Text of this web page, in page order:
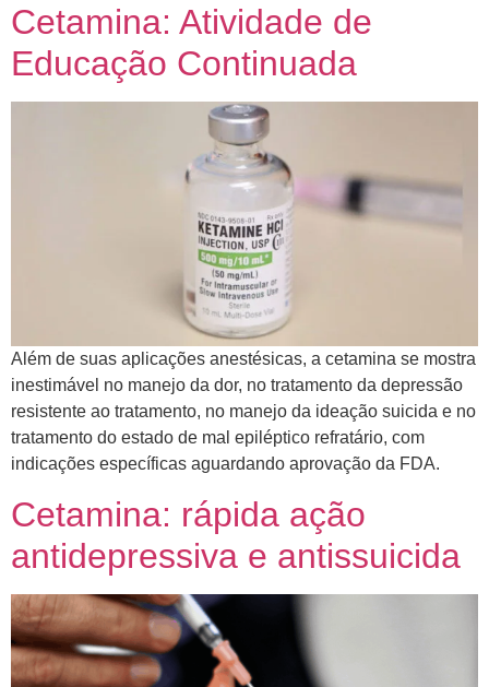
Cetamina: Atividade de
Educação Continuada
Além de suas aplicações anestésicas, a cetamina se mostra
inestimável no manejo da dor, no tratamento da depressão
resistente ao tratamento, no manejo da ideação suicida e no
tratamento do estado de mal epiléptico refratário, com
indicações específicas aguardando aprovação da FDA.
Cetamina: rápida ação
antidepressiva e antissuicida